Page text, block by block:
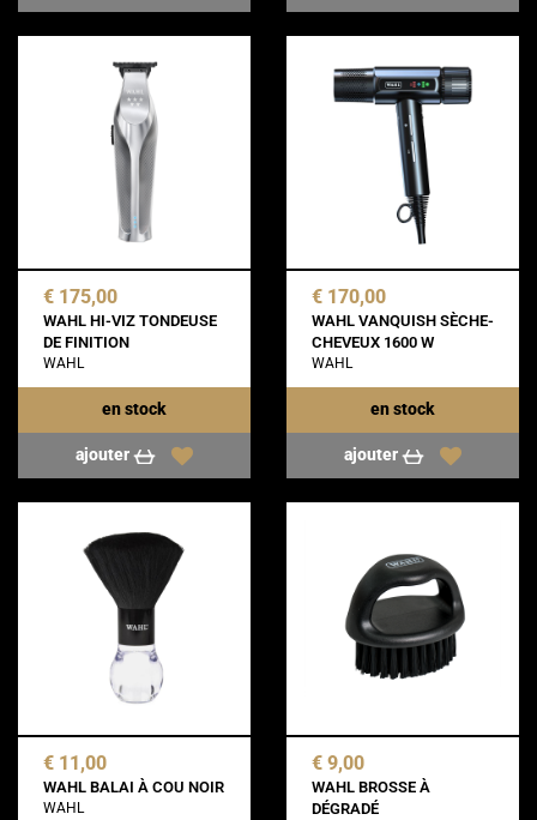
€ 175,00
WAHL HI-VIZ TONDEUSE
DE FINITION
WAHL
en stock
ajouter
€ 170,00
WAHL VANQUISH SÈCHE-
CHEVEUX 1600 W
WAHL
en stock
ajouter
€ 11,00
WAHL BALAI À COU NOIR
WAHL
€ 9,00
WAHL BROSSE À
DÉGRADÉ